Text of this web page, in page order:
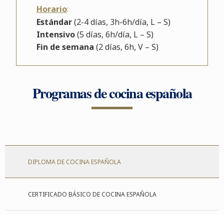
Horario:
Estándar(2-4 días, 3h-6h/día, L – S)
Intensivo(5 días, 6h/día, L – S)
Fin de semana (2 días, 6h, V – S)
Programas de cocina española
DIPLOMA DE COCINA ESPAÑOLA
CERTIFICADO BÁSICO DE COCINA ESPAÑOLA